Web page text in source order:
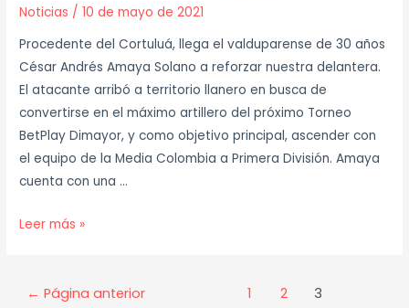
Noticias /10 de mayo de 2021
Procedente del Cortuluá, llega el valduparense de 30 años
César Andrés Amaya Solano a reforzar nuestra delantera.
El atacante arribó a territorio llanero en busca de
convertirse en el máximo artillero del próximo Torneo
BetPlay Dimayor, y como objetivo principal, ascender con
el equipo de la Media Colombia a Primera División. Amaya
cuenta con una …
Leer más »
← Página anterior 1 2 3